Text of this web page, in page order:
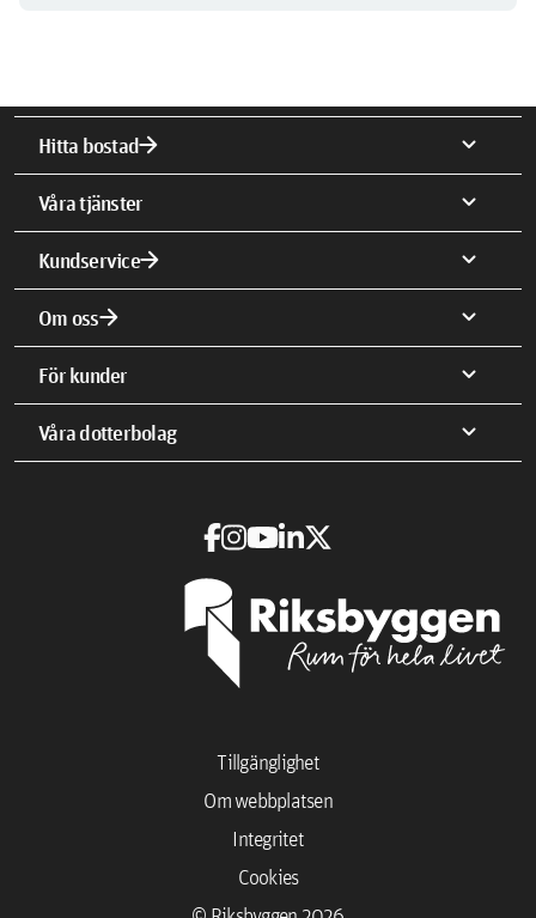
Hitta bostadarrow_forward expand_more
Våra tjänster expand_more
Kundservicearrow_forward expand_more
Om ossarrow_forward expand_more
För kunder expand_more
Våra dotterbolag expand_more
Cookies
Integritet
Om webbplatsen
Tillgänglighet